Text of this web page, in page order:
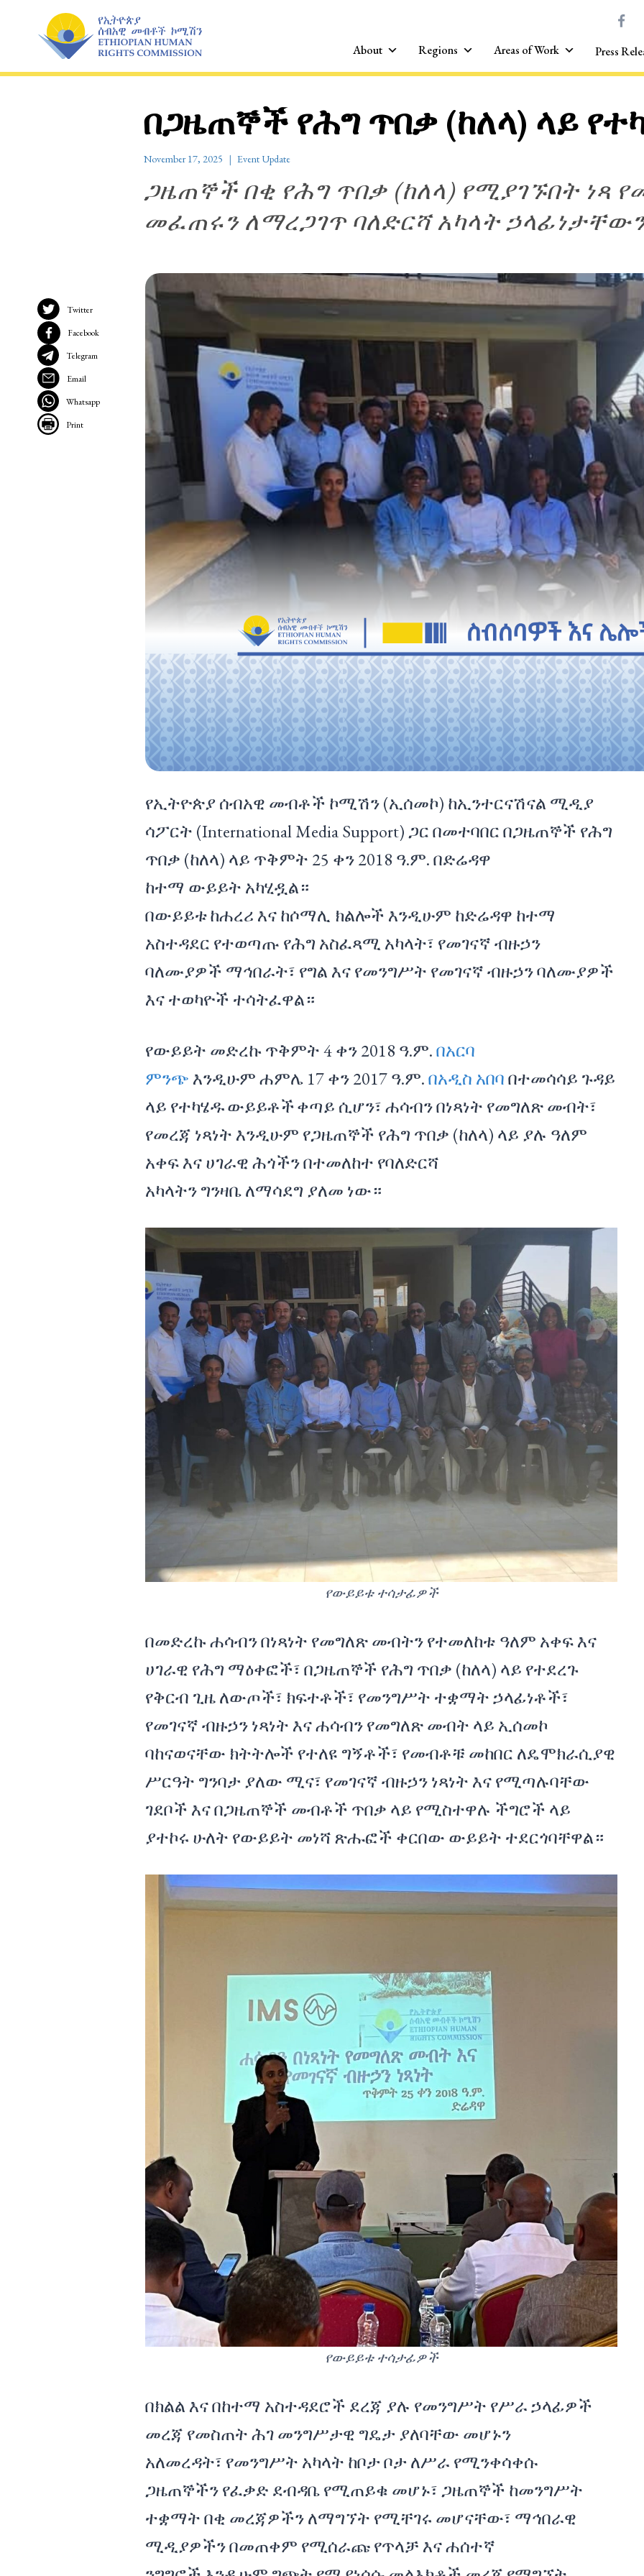
content
About Regions Areas of Work Press
በጋዜጠኞች የሕግ ጥበቃ (ከለላ) ላይ
November 17, 2025 Event Update
ጋዜጠኞች በቂ የሕግ ጥበቃ (ከለላ) የሚያገኙበት ነጻ
መፈጠሩን ለማረጋገጥ ባለድርሻ አካላት
Twitter
Facebook
Telegram
Email
Whatsapp
Print
የኢትዮጵያ ሰብአዊ መብቶች ኮሚሽን (ኢሰመኮ) ከኢንተርናሽናል ሚዲያ
ሳፖርት (International Media Support) ጋር በመተባበር በጋዜጠኞች የሕግ
ጥበቃ (ከለላ) ላይ ጥቅምት 25 ቀን 2018 ዓ.ም. በድሬዳዋ
ከተማ ውይይት አካሂዷል።
በውይይቱ ከሐረሪ እና ከሶማሊ ክልሎች እንዲሁም ከድሬዳዋ ከተማ
አስተዳደር የተወጣጡ የሕግ አስፈጻሚ አካላት፣ የመገናኛ ብዙኃን
ባለሙያዎች ማኅበራት፣ የግል እና የመንግሥት የመገናኛ ብዙኃን ባለሙያዎች
እና ተወካዮች ተሳትፈዋል።
የውይይት መድረኩ ጥቅምት 4 ቀን 2018 ዓ.ም.በአርባ
ምንጭ እንዲሁም ሐምሌ 17 ቀን 2017 ዓ.ም.በአዲስ አበባበተመሳሳይ ጉዳይ
ላይ የተካሄዱ ውይይቶች ቀጣይ ሲሆን፣ ሐሳብን በነጻነት የመግለጽ መብት፣
የመረጃ ነጻነት እንዲሁም የጋዜጠኞች የሕግ ጥበቃ (ከለላ) ላይ ያሉ ዓለም
አቀፍ እና ሀገራዊ ሕጎችን በተመለከተ የባለድርሻ
አካላትን ግንዛቤ ለማሳደግ ያለመ ነው።
የውይይቱ ተሳታፊዎች
በመድረኩ ሐሳብን በነጻነት የመግለጽ መብትን የተመለከቱ ዓለም አቀፍ እና
ሀገራዊ የሕግ ማዕቀፎች፣ በጋዜጠኞች የሕግ ጥበቃ (ከለላ) ላይ የተደረጉ
የቅርብ ጊዜ ለውጦች፣ ክፍተቶች፣ የመንግሥት ተቋማት ኃላፊነቶች፣
የመገናኛ ብዙኃን ነጻነት እና ሐሳብን የመግለጽ መብት ላይ ኢሰመኮ
ባከናወናቸው ክትትሎች የተለዩ ግኝቶች፣ የመብቶቹ መከበር ለዴሞክራሲያዊ
ሥርዓት ግንባታ ያለው ሚና፣ የመገናኛ ብዙኃን ነጻነት እና የሚጣሉባቸው
ገደቦች እና በጋዜጠኞች መብቶች ጥበቃ ላይ የሚስተዋሉ ችግሮች ላይ
ያተኮሩ ሁለት የውይይት መነሻ ጽሑፎች ቀርበው ውይይት ተደርጎባቸዋል።
የውይይቱ ተሳታፊዎች
በክልል እና በከተማ አስተዳደሮች ደረጃ ያሉ የመንግሥት የሥራ ኃላፊዎች
መረጃ የመስጠት ሕገ መንግሥታዊ ግዴታ ያለባቸው መሆኑን
አለመረዳት፣ የመንግሥት አካላት ከቦታ ቦታ ለሥራ የሚንቀሳቀሱ
ጋዜጠኞችን የፈቃድ ደብዳቤ የሚጠይቁ መሆኑ፣ ጋዜጠኞች ከመንግሥት
ተቋማት በቂ መረጃዎችን ለማግኘት የሚቸገሩ መሆናቸው፣ ማኅበራዊ
ሚዲያዎችን በመጠቀም የሚሰራጩ የጥላቻ እና ሐሰተኛ